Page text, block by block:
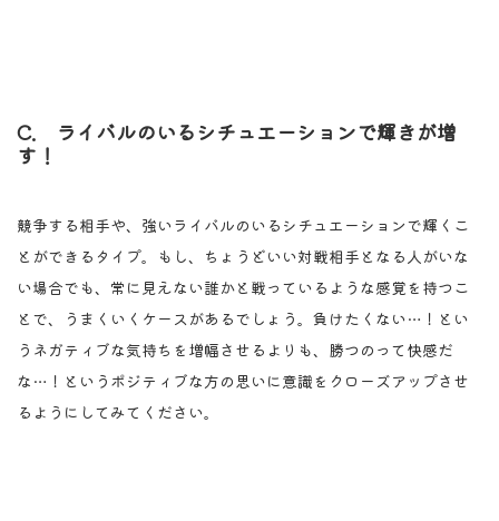
C. ライバルのいるシチュエーションで輝きが増
す！
競争する相手や、強いライバルのいるシチュエーションで輝くこ
とができるタイプ。もし、ちょうどいい対戦相手となる人がいな
い場合でも、常に見えない誰かと戦っているような感覚を持つこ
とで、うまくいくケースがあるでしょう。負けたくない…！とい
うネガティブな気持ちを増幅させるよりも、勝つのって快感だ
な…！というポジティブな方の思いに意識をクローズアップさせ
るようにしてみてください。